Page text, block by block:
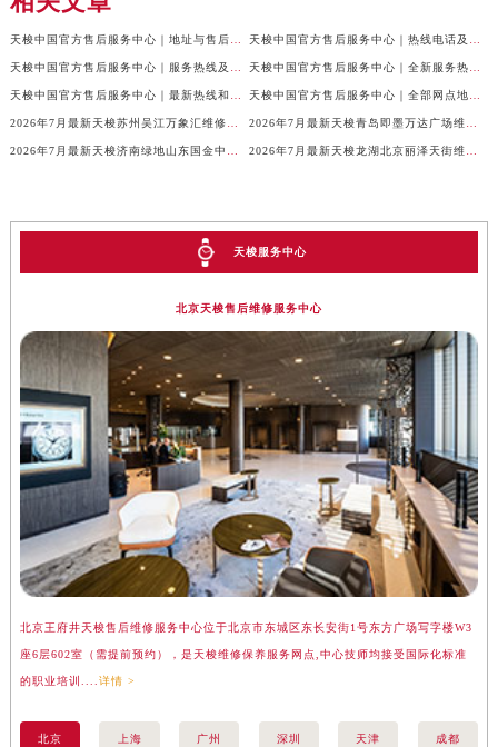
天梭服务中心
北京天梭售后维修服务中心
北京王府井天梭售后维修服务中心位于北京市东城区东长安街1号东方广场写字楼W3
座6层602室（需提前预约），是天梭维修保养服务网点,中心技师均接受国际化标准
的职业培训.... 详情 >
北京 上海 广州 深圳 天津 成都